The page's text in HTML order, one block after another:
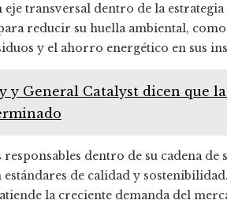
transversal dentro de la
reducir su huella ambiental,
y el ahorro energético en sus
y General Catalyst dicen que
dentro de su cadena
de calidad y
la creciente demanda del